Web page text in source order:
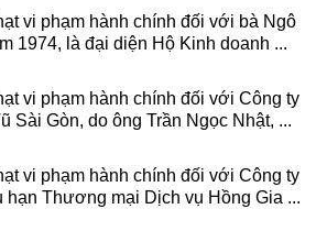
vi phạm hành chính đối với bà Ngô
1974, là đại diện Hộ Kinh doanh ...
vi phạm hành chính đối với Công ty
Sài Gòn, do ông Trần Ngọc Nhật, ...
vi phạm hành chính đối với Công ty
hạn Thương mại Dịch vụ Hồng Gia ...